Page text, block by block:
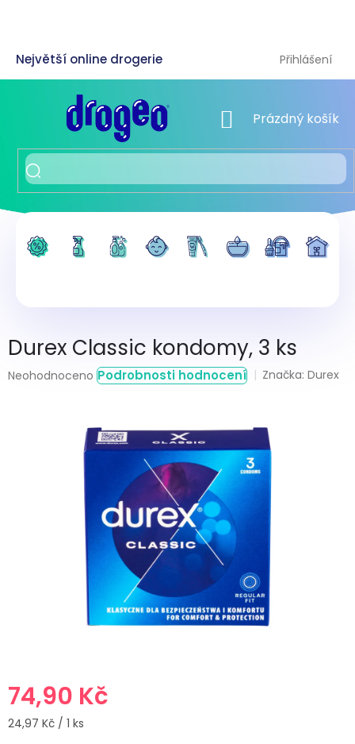
Přihlášení
NÁKUPNÍ KOŠÍK
Prázdný košík
Durex Classic kondomy, 3 ks
Průměrné
Neohodnoceno Podrobnosti hodnocení Značka:Durex
74,90 Kč
Měrná
24,97 Kč / 1 ks